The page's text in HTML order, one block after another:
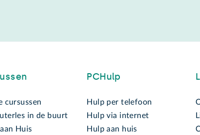
cursussen
in de buurt
Huis
PCHulp
Hulp per telefoon
Hulp via internet
Hulp aan huis